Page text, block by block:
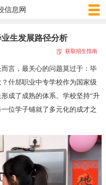
信息网
生发展路径分析
获取招生指南
言，最关心的问题莫过于：毕
什邡职业中专学校作为国家级
成了成熟的体系。学校坚持“升
位学子铺就了多元化的成才之